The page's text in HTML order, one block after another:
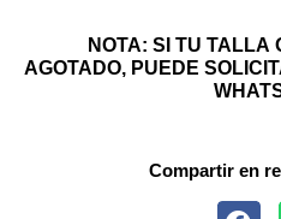
NOTA: SI TU TALLA
AGOTADO, PUEDE
Compartir en